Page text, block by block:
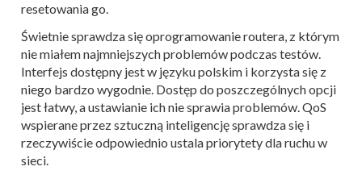
resetowania go.
Świetnie sprawdza się oprogramowanie routera, z którym
nie miałem najmniejszych problemów podczas testów.
Interfejs dostępny jest w języku polskim i korzysta się z
niego bardzo wygodnie. Dostęp do poszczególnych opcji
jest łatwy, a ustawianie ich nie sprawia problemów. QoS
wspierane przez sztuczną inteligencję sprawdza się i
rzeczywiście odpowiednio ustala priorytety dla ruchu w
sieci.